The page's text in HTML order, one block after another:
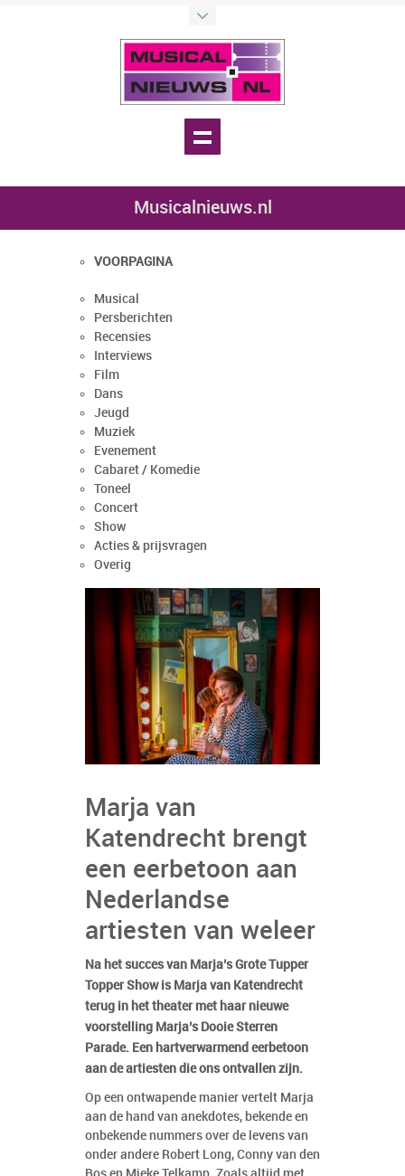
Musicalnieuws.nl
VOORPAGINA
Musical
Persberichten
Recensies
Interviews
Film
Dans
Jeugd
Muziek
Evenement
Cabaret / Komedie
Toneel
Concert
Show
Acties & prijsvragen
Overig
Marja van
Katendrecht brengt
een eerbetoon aan
Nederlandse
artiesten van weleer
Na het succes van Marja’s Grote Tupper
Topper Show is Marja van Katendrecht
terug in het theater met haar nieuwe
voorstelling Marja’s Dooie Sterren
Parade. Een hartverwarmend eerbetoon
aan de artiesten die ons ontvallen zijn.
Op een ontwapende manier vertelt Marja
aan de hand van anekdotes, bekende en
onbekende nummers over de levens van
onder andere Robert Long, Conny van den